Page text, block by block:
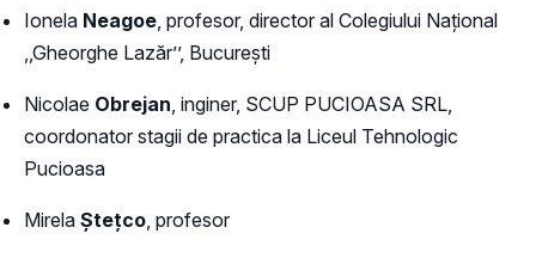
Ionela Neagoe, profesor, director al Colegiului Național
,,Gheorghe Lazăr’’, București
Nicolae Obrejan, inginer, SCUP PUCIOASA SRL,
coordonator stagii de practica la Liceul Tehnologic
Pucioasa
Mirela Ștețco, profesor